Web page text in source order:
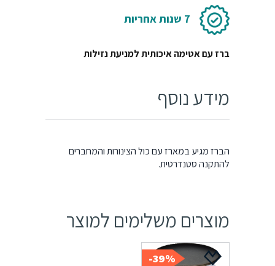
7 שנות אחריות
ברז עם אטימה איכותית למניעת נזילות
מידע נוסף
הברז מגיע במארז עם כול הצינורות והמחברים
להתקנה סטנדרטית.
מוצרים משלימים למוצר
39%-